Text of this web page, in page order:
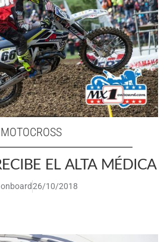
MOTOCROSS
EL ALTA MÉDICA
26/10/2018